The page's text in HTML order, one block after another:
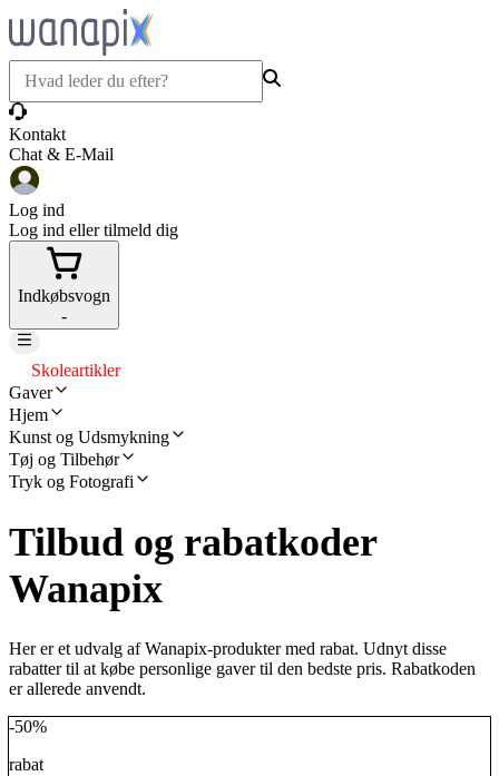
Kontakt
Chat & E-Mail
Log ind
Log ind eller tilmeld dig
Indkøbsvogn
-
Skoleartikler
Gaver
Hjem
Kunst og Udsmykning
Tøj og Tilbehør
Tryk og Fotografi
Tilbud og rabatkoder
Wanapix
Her er et udvalg af Wanapix-produkter med rabat. Udnyt disse
rabatter til at købe personlige gaver til den bedste pris. Rabatkoden
er allerede anvendt.
-50%
rabat